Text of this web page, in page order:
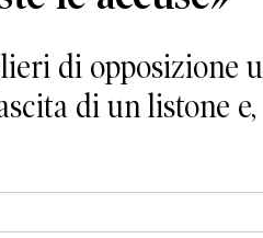
di opposizione
di un listone